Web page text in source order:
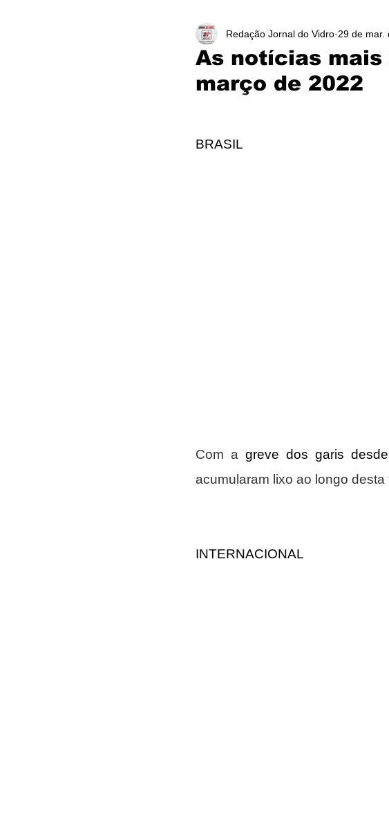
As notícias
março de 2022
Redação Jornal do Vidro 29 de mar.
BRASIL
Com a greve dos garis
acumularam lixo ao longo desta
INTERNACIONAL